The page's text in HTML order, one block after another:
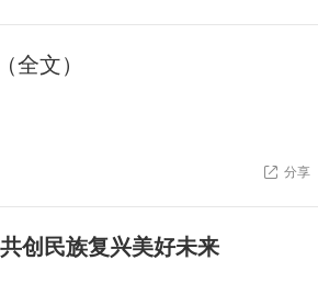
全文）
分享
创民族复兴美好未来